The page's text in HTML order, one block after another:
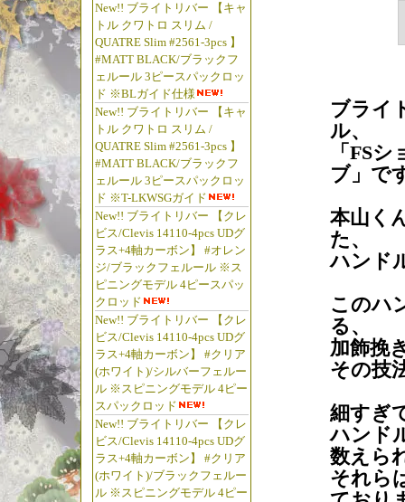
New!! ブライトリバー 【キャ
トル クワトロ スリム /
QUATRE Slim #2561-3pcs 】
#MATT BLACK/ブラックフ
ェルール 3ピースパックロッ
ド ※BLガイド仕様
New!! ブライトリバー 【キャ
トル クワトロ スリム /
QUATRE Slim #2561-3pcs 】
#MATT BLACK/ブラックフ
ェルール 3ピースパックロッ
ド ※T-LKWSGガイド
New!! ブライトリバー 【クレ
ビス/Clevis 14110-4pcs UDグ
ラス+4軸カーボン】 #オレン
ジ/ブラックフェルール ※ス
ピニングモデル 4ピースパッ
クロッド
New!! ブライトリバー 【クレ
ビス/Clevis 14110-4pcs UDグ
ラス+4軸カーボン】 #クリア
(ホワイト)/シルバーフェルー
ル ※スピニングモデル 4ピー
スパックロッド
New!! ブライトリバー 【クレ
ビス/Clevis 14110-4pcs UDグ
ラス+4軸カーボン】 #クリア
(ホワイト)/ブラックフェルー
ル ※スピニングモデル 4ピー
ブライ
ル、
「FS
ブ」で
本山く
た、
ハンド
このハ
る、
加飾挽
その技
細すぎ
ハンド
数えら
それら